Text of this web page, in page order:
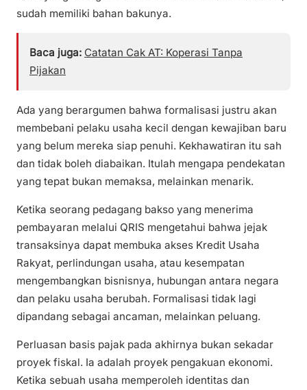
sudah memiliki bahan bakunya.
Baca juga: Catatan Cak AT: Koperasi Tanpa
Pijakan
Ada yang berargumen bahwa formalisasi justru akan
membebani pelaku usaha kecil dengan kewajiban baru
yang belum mereka siap penuhi. Kekhawatiran itu sah
dan tidak boleh diabaikan. Itulah mengapa pendekatan
yang tepat bukan memaksa, melainkan menarik.
Ketika seorang pedagang bakso yang menerima
pembayaran melalui QRIS mengetahui bahwa jejak
transaksinya dapat membuka akses Kredit Usaha
Rakyat, perlindungan usaha, atau kesempatan
mengembangkan bisnisnya, hubungan antara negara
dan pelaku usaha berubah. Formalisasi tidak lagi
dipandang sebagai ancaman, melainkan peluang.
Perluasan basis pajak pada akhirnya bukan sekadar
proyek fiskal. Ia adalah proyek pengakuan ekonomi.
Ketika sebuah usaha memperoleh identitas dan